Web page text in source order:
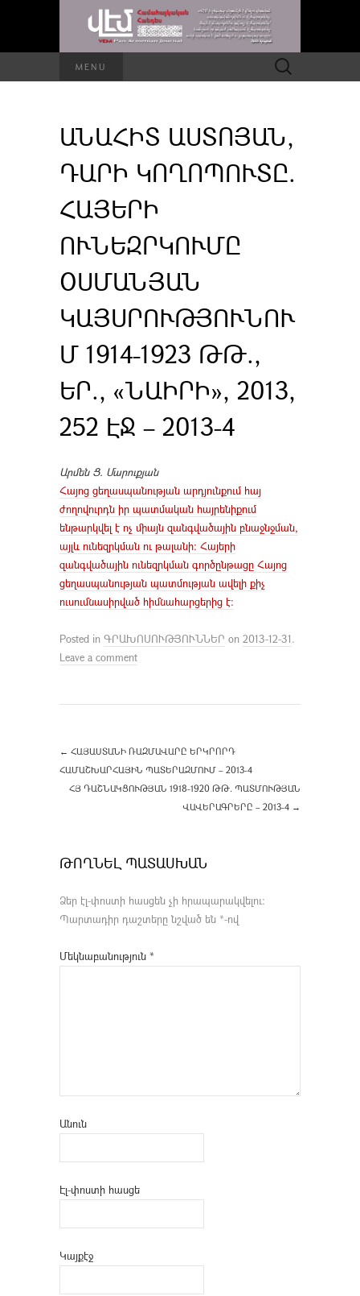
MENU Որոնել՝
ԱՆԱՀԻՏ ԱՍՏՈՅԱՆ,
ԴԱՐԻ ԿՈՂՈՊՈՒՏԸ.
ՀԱՅԵՐԻ
ՈՒՆԵԶՐԿՈՒՄԸ
ՕՍՄԱՆՅԱՆ
ԿԱՅՍՐՈՒԹՅՈՒՆՈՒ
Մ 1914-1923 ԹԹ.,
ԵՐ., «ՆԱԻՐԻ», 2013,
252 ԷՋ – 2013-4
Արմեն Ց. Մարուքյան
Հայոց ցեղասպանության արդյունքում հայ
ժողովուրդն իր պատմական հայրենիքում
ենթարկվել է ոչ միայն զանգվածային բնաջնջման,
այլև ունեզրկման ու թալանի։ Հայերի
զանգվածային ունեզրկման գործընթացը Հայոց
ցեղասպանության պատմության ավելի քիչ
ուսումնասիրված հիմնահարցերից է:
Posted in ԳՐԱԽՈՍՈՒԹՅՈՒՆՆԵՐ on 2013-12-31.
Leave a comment
← ՀԱՅԱՍՏԱՆԻ ՌԱԶՄԱՎԱՐԸ ԵՐԿՐՈՐԴ
ՀԱՄԱՇԽԱՐՀԱՅԻՆ ՊԱՏԵՐԱԶՄՈՒՄ – 2013-4
ՀՅ ԴԱՇՆԱԿՑՈՒԹՅԱՆ 1918-1920 ԹԹ. ՊԱՏՄՈՒԹՅԱՆ
ՎԱՎԵՐԱԳՐԵՐԸ – 2013-4 →
ԹՈՂՆԵԼ ՊԱՏԱՍԽԱՆ
Ձեր էլ-փոստի հասցեն չի հրապարակվելու։
Պարտադիր դաշտերը նշված են *-ով
Մեկնաբանություն *
Անուն
Էլ-փոստի հասցե
Կայքէջ